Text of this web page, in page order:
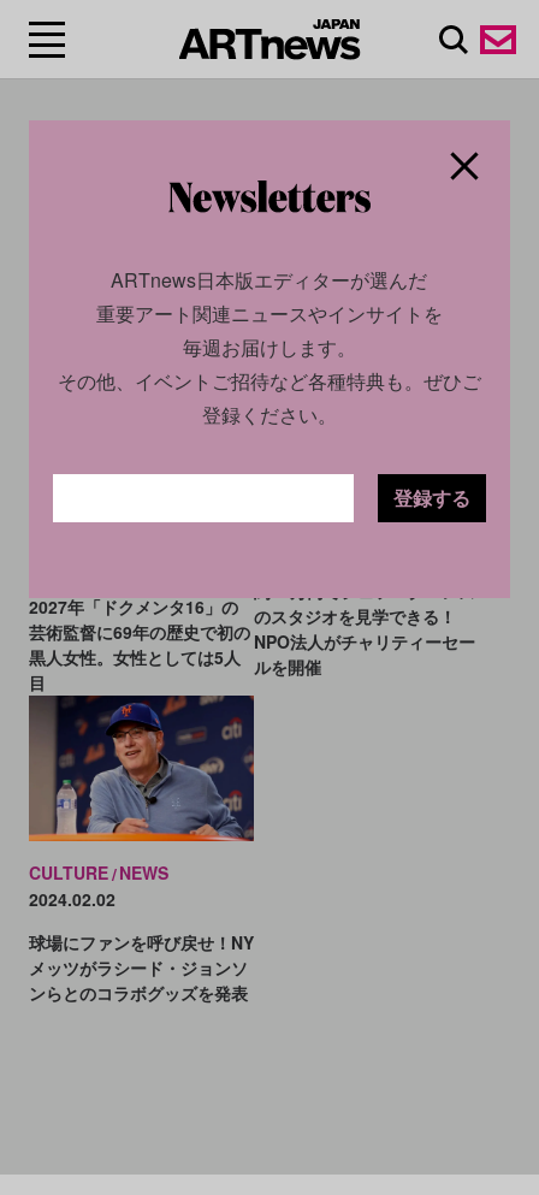
#ラシッド・ジョンソ
ン/Rashid Johnson
2027年「ドクメンタ16」の
芸術監督に69年の歴史で初の
黒人女性。女性としては5人
目
CULTURE NEWS
のスタジオを見学できる！
NPO法人がチャリティーセー
ルを開催
CULTURE NEWS
2024.02.02
球場にファンを呼び戻せ！NY
メッツがラシード・ジョンソ
ンらとのコラボグッズを発表
ARTnews日本版エディターが選んだ
重要アート関連ニュースやインサイトを
毎週お届けします。
その他、イベントご招待など各種特典も。ぜひご
登録ください。
登録する